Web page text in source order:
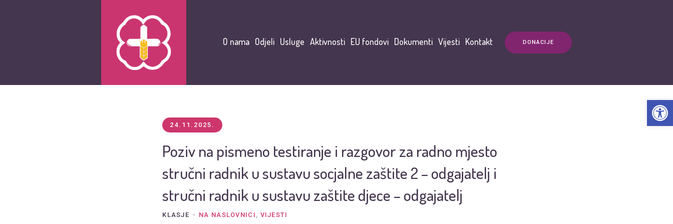
DONACIJE
O nama Odjeli Usluge Aktivnosti EU fondovi Dokumenti Vijesti Kontakt
24.11.2025.
Poziv na pismeno testiranje i razgovor za radno mjesto
stručni radnik u sustavu socjalne zaštite 2 – odgajatelj i
stručni radnik u sustavu zaštite djece – odgajatelj
KLASJE NA NASLOVNICI , VIJESTI